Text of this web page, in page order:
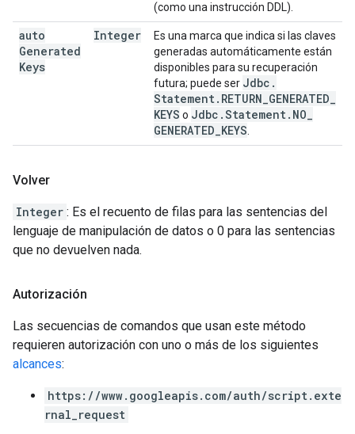
(como una instrucción DDL).
auto
Generated
Keys
Integer
Es una marca que indica si las claves
generadas automáticamente están
disponibles para su recuperación
futura; puede ser Jdbc .
Statement. RETURN GENERATED
KEYS o Jdbc .Statement. NO
GENERATED KEYS
Volver
Integer : Es el recuento de filas para las sentencias del
lenguaje de manipulación de datos o 0 para las sentencias
que no devuelven nada.
Autorización
Las secuencias de comandos que usan este método
requieren autorización con uno o más de los siguientes
alcances:
https://www.googleapis.com/auth/script.exte
rnal_request